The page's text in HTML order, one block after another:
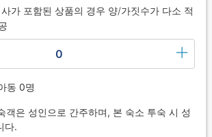
가 포함된 상품의 경우 양/가짓수가 다소 적
0
동 0명
객은 성인으로 간주하며, 본 숙소 투숙 시 성
다.